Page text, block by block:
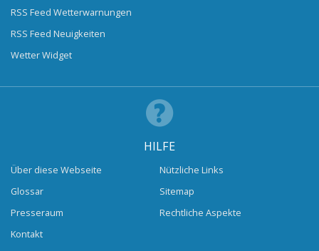
RSS Feed Wetterwarnungen
RSS Feed Neuigkeiten
Wetter Widget
HILFE
Über diese Webseite
Glossar
Presseraum
Kontakt
Nützliche Links
Sitemap
Rechtliche Aspekte